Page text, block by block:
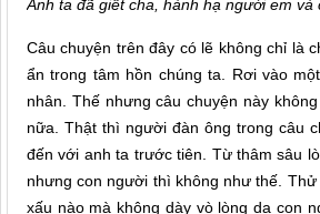
Anh ta đã giết cha, hành hạ người em
Câu chuyện trên đây có lẽ không chỉ là
ẩn trong tâm hồn chúng ta. Rơi vào
nhân. Thế nhưng câu chuyện này
nữa. Thật thì người đàn ông trong câu
đến với anh ta trước tiên. Từ thâm sâu
nhưng con người thì không như thế.
xấu nào mà không dày vò lòng dạ con